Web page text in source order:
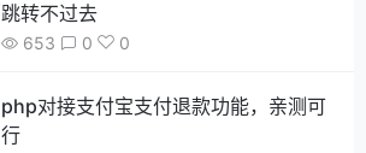
跳转不过去
653 0 0
php对接支付宝支付退款功能，亲测可
行